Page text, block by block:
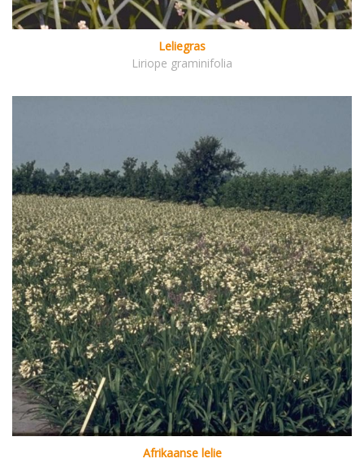
Leliegras
Liriope graminifolia
Afrikaanse lelie